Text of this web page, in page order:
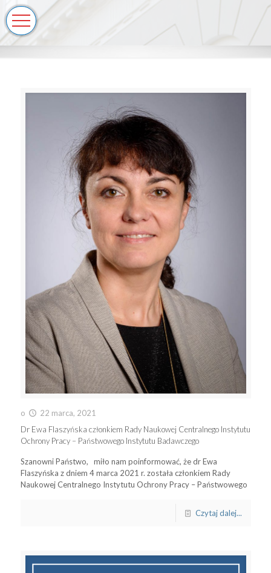
o
22 marca, 2021
Dr Ewa Flaszyńska członkiem Rady Naukowej Centralnego Instytutu
Ochrony Pracy – Państwowego Instytutu Badawczego
Szanowni Państwo, miło nam poinformować, że dr Ewa
Flaszyńska z dniem 4 marca 2021 r. została członkiem Rady
Naukowej Centralnego Instytutu Ochrony Pracy – Państwowego
Czytaj dalej...